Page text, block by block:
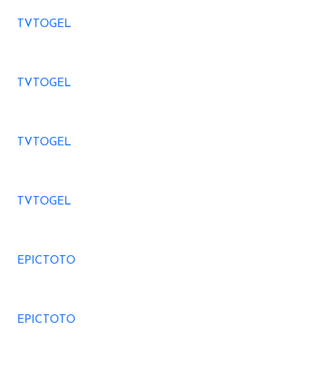
TVTOGEL
TVTOGEL
TVTOGEL
TVTOGEL
EPICTOTO
EPICTOTO